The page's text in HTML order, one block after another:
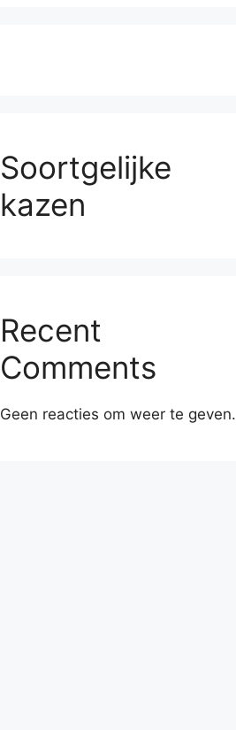
Soortgelijke
kazen
Recent
Comments
Geen reacties om weer te geven.